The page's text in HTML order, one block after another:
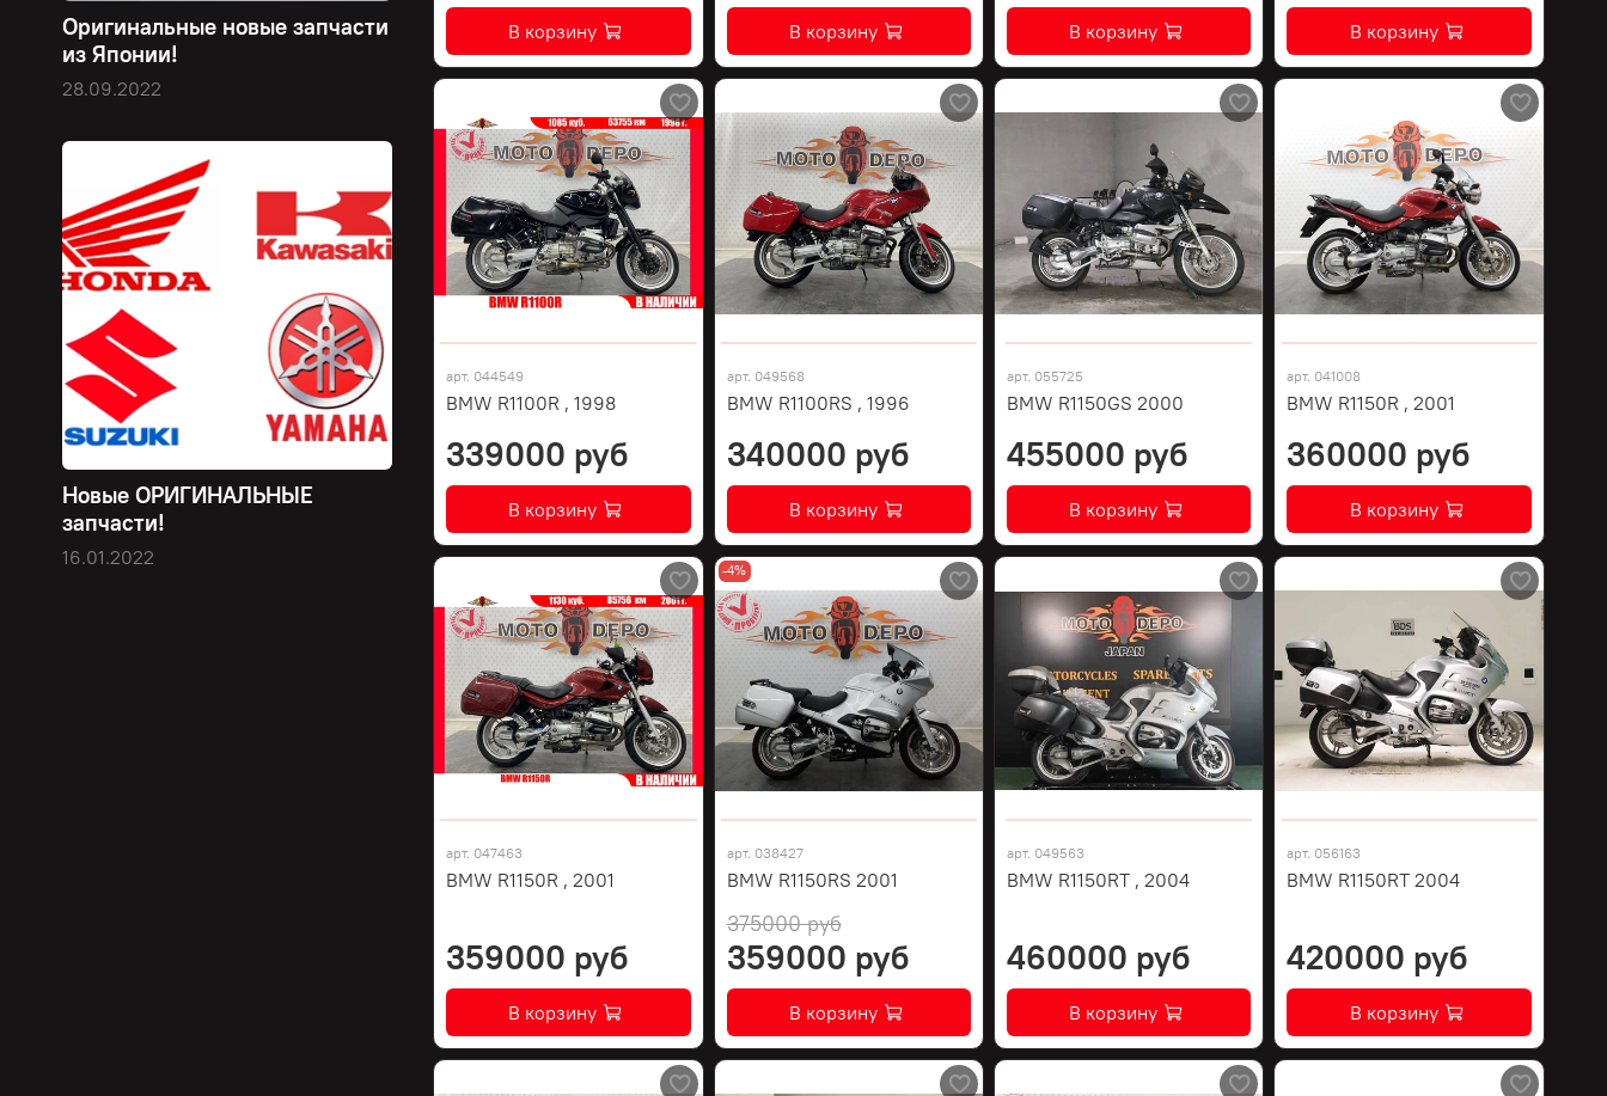
В корзину В корзину В корзину В корзину
арт. 044549
BMW R1100R , 1998
339000 руб
В корзину
арт. 049568
BMW R1100RS , 1996
340000 руб
В корзину
арт. 055725
BMW R1150GS 2000
455000 руб
В корзину
арт. 041008
BMW R1150R , 2001
360000 руб
В корзину
арт. 047463
BMW R1150R , 2001
359000 руб
В корзину
-4%
арт. 038427
BMW R1150RS 2001
375000 руб
359000 руб
В корзину
арт. 049563
BMW R1150RT , 2004
460000 руб
В корзину
арт. 056163
BMW R1150RT 2004
420000 руб
В корзину
Оригинальные новые запчасти
из Японии!
28.09.2022
Новые ОРИГИНАЛЬНЫЕ
запчасти!
16.01.2022